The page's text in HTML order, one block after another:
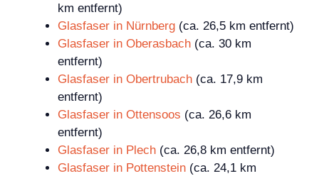
km entfernt)
Glasfaser in Nürnberg (ca. 26,5 km entfernt)
Glasfaser in Oberasbach (ca. 30 km
entfernt)
Glasfaser in Obertrubach (ca. 17,9 km
entfernt)
Glasfaser in Ottensoos (ca. 26,6 km
entfernt)
Glasfaser in Plech (ca. 26,8 km entfernt)
Glasfaser in Pottenstein (ca. 24,1 km